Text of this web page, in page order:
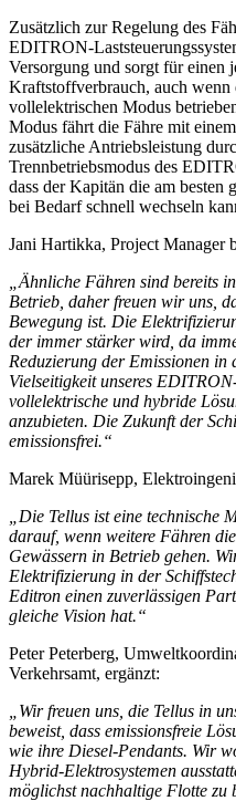
Zusätzlich zur Regelung des
EDITRON-
Versorgung und sorgt für einen
Kraftstoffverbrauch, auch
vollelektrischen Modus
Modus fährt die Fähre mit
zusätzliche Antriebsleistung
Trennbetriebsmodus des
dass der Kapitän die am besten
bei Bedarf schnell wechseln
Jani Hartikka, Project Manager
„Ähnliche Fähren sind bereits
Betrieb, daher freuen wir uns,
Bewegung ist. Die
der immer stärker wird, da
Reduzierung der Emissionen in
Vielseitigkeit unseres
vollelektrische und hybride
anzubieten. Die Zukunft der
emissionsfrei.“
Marek Müürisepp,
„Die Tellus ist eine technische
darauf, wenn weitere Fähren
Gewässern in Betrieb gehen.
Elektrifizierung in der
Editron einen zuverlässigen
gleiche Vision hat.“
Peter Peterberg,
Verkehrsamt, ergänzt:
„Wir freuen uns, die Tellus in
beweist, dass emissionsfreie
wie ihre Diesel-Pendants. Wir
Hybrid-Elektrosystemen
möglichst nachhaltige Flotte zu